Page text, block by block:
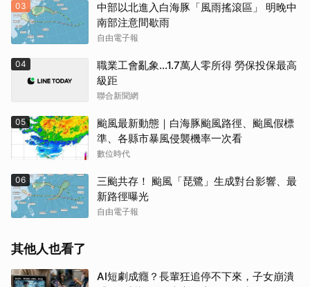
03
中部以北進入白海豚「風雨搖滾區」 明晚中
南部注意間歇雨
自由電子報
04
職業工會亂象…1.7萬人零所得 勞保投保最高
級距
聯合新聞網
05
颱風最新動態｜白海豚颱風路徑、颱風假標
準、各縣市暴風侵襲機率一次看
數位時代
06
三颱共存！ 颱風「琵鷺」生成對台影響、最
新路徑曝光
自由電子報
其他人也看了
AI短劇成癮？長輩狂追停不下來，子女崩潰